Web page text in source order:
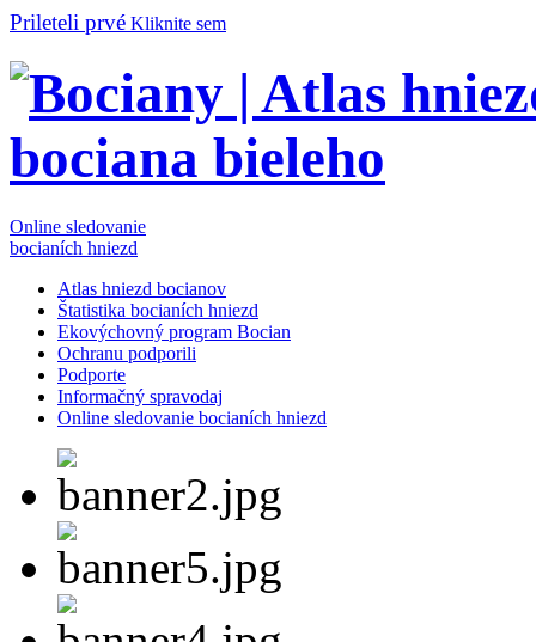
Prileteli prvé Kliknite sem
Online sledovanie
bocianích hniezd
Atlas hniezd bocianov
Štatistika bocianích hniezd
Ekovýchovný program Bocian
Ochranu podporili
Podporte
Informačný spravodaj
Online sledovanie bocianích hniezd